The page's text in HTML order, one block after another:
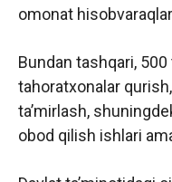
omonat
Bundan tashqari,
tahoratxonalar
taʼmirlash,
obod qilish ishlari